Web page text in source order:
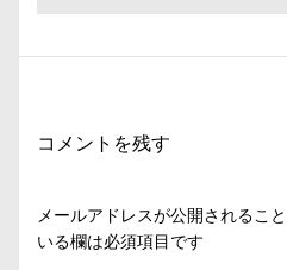
ョ
稿:
コメントを残す
メールアドレスが公開されること
いる欄は必須項目です